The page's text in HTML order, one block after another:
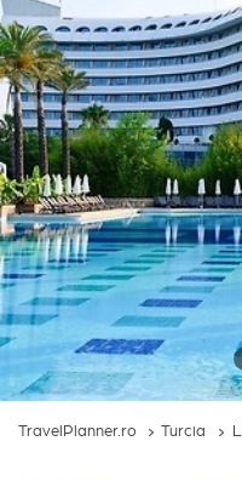
TravelPlanner.ro Turcia